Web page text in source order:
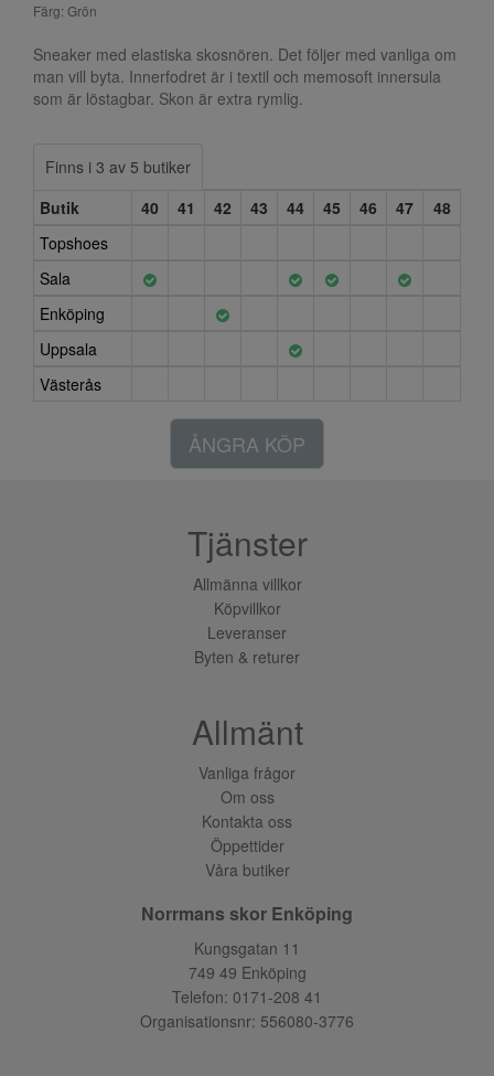
Färg: Grön
Sneaker med elastiska skosnören. Det följer med vanliga om
man vill byta. Innerfodret är i textil och memosoft innersula
som är löstagbar. Skon är extra rymlig.
Finns i 3 av 5 butiker
Butik
40 41 42 43 44 45 46 47
48
Topshoes
Sala
Enköping
Uppsala
Västerås
ÅNGRA KÖP
Tjänster
Allmänna villkor
Köpvillkor
Leveranser
Byten & returer
Allmänt
Vanliga frågor
Om oss
Kontakta oss
Öppettider
Våra butiker
Norrmans skor Enköping
Kungsgatan 11
749 49 Enköping
Telefon: 0171-208 41
Organisationsnr: 556080-3776